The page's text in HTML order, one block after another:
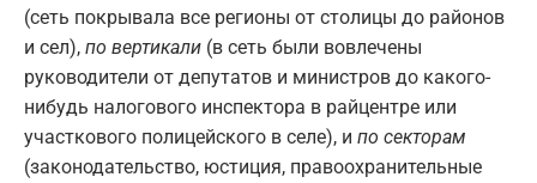
(сеть покрывала все регионы от столицы до районов
и сел), по вертикали (в сеть были вовлечены
руководители от депутатов и министров до какого-
нибудь налогового инспектора в райцентре или
участкового полицейского в селе), и по секторам
(законодательство, юстиция, правоохранительные